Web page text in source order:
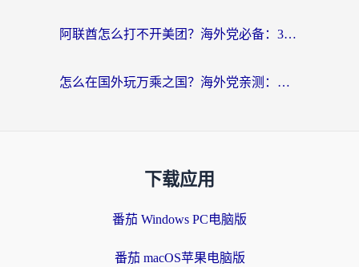
阿联酋怎么打不开美团？海外党必备：3步解决回国追剧、看球、刷B站的全部烦恼
怎么在国外玩万乘之国？海外党亲测：突破限制的3个实用技巧
下载应用
番茄 Windows PC电脑版
番茄 macOS苹果电脑版